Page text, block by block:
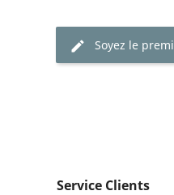
Soyez le
Service Clients